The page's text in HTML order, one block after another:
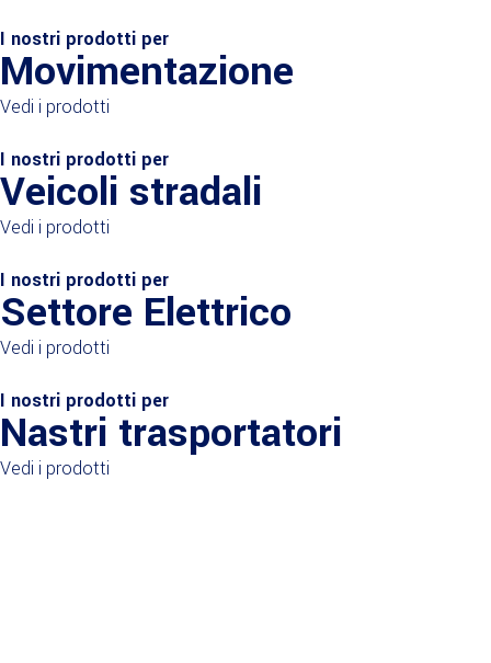
I nostri prodotti per
Movimentazione
Vedi i prodotti
I nostri prodotti per
Veicoli stradali
Vedi i prodotti
I nostri prodotti per
Settore Elettrico
Vedi i prodotti
I nostri prodotti per
Nastri trasportatori
Vedi i prodotti